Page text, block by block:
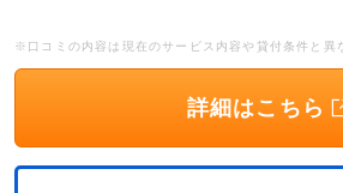
※口コミの内容は現在のサービス内容や貸付条件と異
詳細はこちら